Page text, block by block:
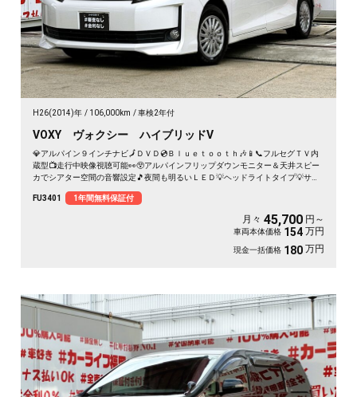
H26(2014)年 106,000km 車検2年付
VOXY ヴォクシー ハイブリッドV
💎アルパイン９インチナビ🗾ＤＶＤ💿Ｂｌｕｅｔｏｏｔｈ🎶📱📞フルセグＴＶ内
蔵型📺走行中映像視聴可能👀😲アルパインフリップダウンモニター＆天井スピー
カでシアター空間の音響設定🎵夜間も明るいＬＥＤ💡ヘッドライトタイプ💡サイ
ト・楽々ウォークスルー✨ワイヤレススマホ充電器付📱ドライブレコーダー付き
で安心録画📹💎トヨタの人気８０型ヴォクシー・ハイブリッドミニバン👀驚異の
カタログ燃費🍃ＪＣ０８モード２３．８ｋｍ／Ｌ💎🌈車検２年付🚗
FU3401 1年間無料保証付
月々 45,700 円～
車両本体価格 154 万円
現金一括価格 180 万円